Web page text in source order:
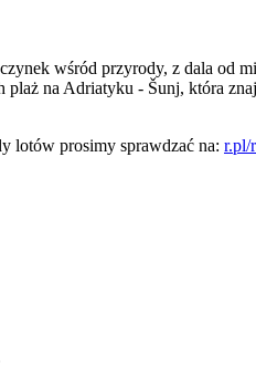
wśród przyrody, z dala od
na Adriatyku - Šunj, która
lotów prosimy sprawdzać na: r.pl/